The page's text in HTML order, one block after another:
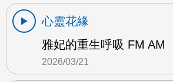
心靈花緣
雅妃的重生呼吸 FM AM
2026/03/21